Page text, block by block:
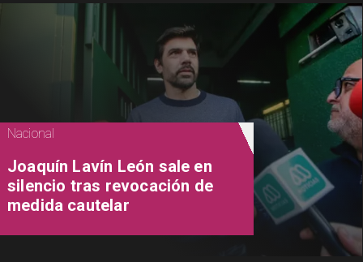
Nacional
Joaquín Lavín León sale en
silencio tras revocación de
medida cautelar